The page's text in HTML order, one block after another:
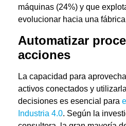
máquinas (24%) y que
evolucionar hacia una
Automatizar
acciones
La capacidad para
activos conectados y
decisiones es esencial para
Industria 4.0. Según la